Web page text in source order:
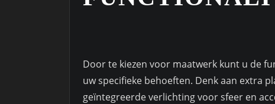
Door te kiezen voor maatwerk kunt u de
uw specifieke behoeften. Denk aan extra
geïntegreerde verlichting voor sfeer en